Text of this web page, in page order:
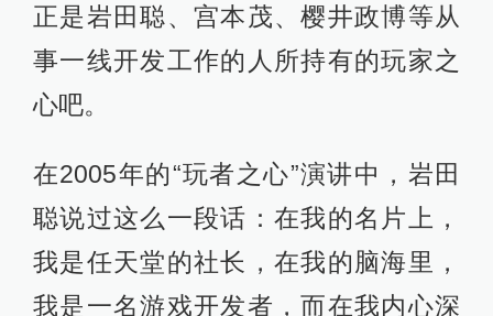
正是岩田聪、宫本茂、樱井政博等从
事一线开发工作的人所持有的玩家之
心吧。
在2005年的“玩者之心”演讲中，岩田
聪说过这么一段话：在我的名片上，
我是任天堂的社长，在我的脑海里，
我是一名游戏开发者，而在我内心深